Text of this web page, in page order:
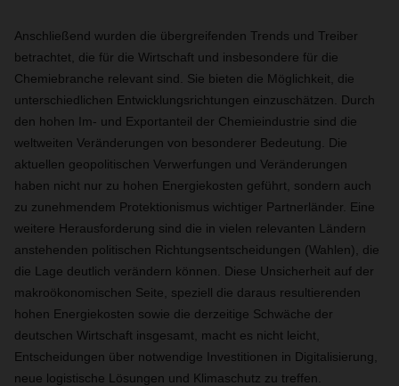
Anschließend wurden die übergreifenden Trends und Treiber
betrachtet, die für die Wirtschaft und insbesondere für die
Chemiebranche relevant sind. Sie bieten die Möglichkeit, die
unterschiedlichen Entwicklungsrichtungen einzuschätzen. Durch
den hohen Im- und Exportanteil der Chemieindustrie sind die
weltweiten Veränderungen von besonderer Bedeutung. Die
aktuellen geopolitischen Verwerfungen und Veränderungen
haben nicht nur zu hohen Energiekosten geführt, sondern auch
zu zunehmendem Protektionismus wichtiger Partnerländer. Eine
weitere Herausforderung sind die in vielen relevanten Ländern
anstehenden politischen Richtungsentscheidungen (Wahlen), die
die Lage deutlich verändern können. Diese Unsicherheit auf der
makroökonomischen Seite, speziell die daraus resultierenden
hohen Energiekosten sowie die derzeitige Schwäche der
deutschen Wirtschaft insgesamt, macht es nicht leicht,
Entscheidungen über notwendige Investitionen in Digitalisierung,
neue logistische Lösungen und Klimaschutz zu treffen.